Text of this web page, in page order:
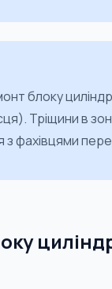
блоку
Тріщини в
фахівцями